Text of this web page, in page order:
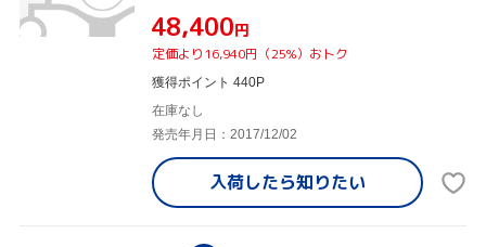
¥48,400円
定価より16,940円（25%）おトク
獲得ポイント 440P
在庫なし
発売年月日：2017/12/02
入荷したら知りたい